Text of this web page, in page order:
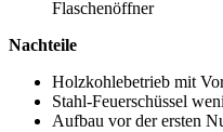
Flaschenöffner
Nachteile
Holzkohlebetrieb mit
Stahl-Feuerschüssel
Aufbau vor der ersten